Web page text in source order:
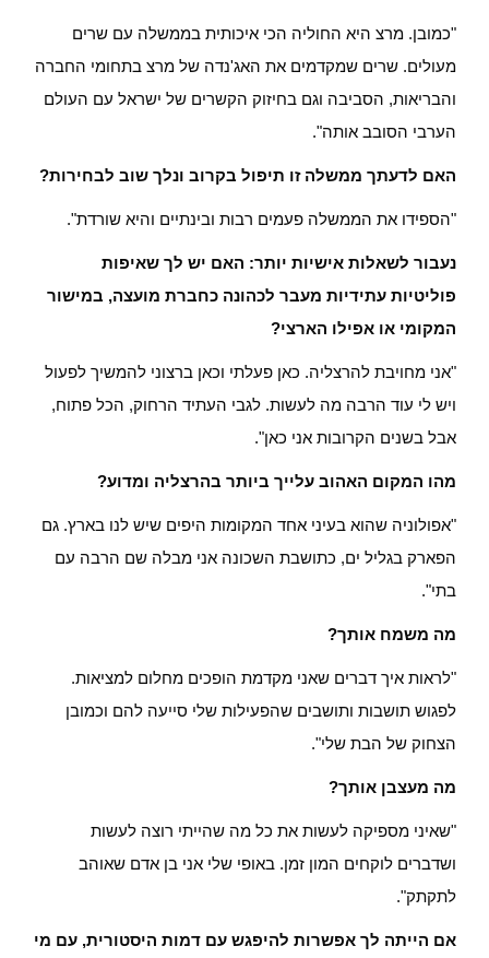
"כמובן. מרצ היא החוליה הכי איכותית בממשלה עם שרים
מעולים. שרים שמקדמים את האג'נדה של מרצ בתחומי החברה
והבריאות, הסביבה וגם בחיזוק הקשרים של ישראל עם העולם
הערבי הסובב אותה".
האם לדעתך ממשלה זו תיפול בקרוב ונלך שוב לבחירות?
"הספידו את הממשלה פעמים רבות ובינתיים והיא שורדת".
נעבור לשאלות אישיות יותר: האם יש לך שאיפות
פוליטיות עתידיות מעבר לכהונה כחברת מועצה, במישור
המקומי או אפילו הארצי?
"אני מחויבת להרצליה. כאן פעלתי וכאן ברצוני להמשיך לפעול
ויש לי עוד הרבה מה לעשות. לגבי העתיד הרחוק, הכל פתוח,
אבל בשנים הקרובות אני כאן".
מהו המקום האהוב עלייך ביותר בהרצליה ומדוע?
"אפולוניה שהוא בעיני אחד המקומות היפים שיש לנו בארץ. גם
הפארק בגליל ים, כתושבת השכונה אני מבלה שם הרבה עם
בתי".
מה משמח אותך?
"לראות איך דברים שאני מקדמת הופכים מחלום למציאות.
לפגוש תושבות ותושבים שהפעילות שלי סייעה להם וכמובן
הצחוק של הבת שלי".
מה מעצבן אותך?
"שאיני מספיקה לעשות את כל מה שהייתי רוצה לעשות
ושדברים לוקחים המון זמן. באופי שלי אני בן אדם שאוהב
לתקתק".
אם הייתה לך אפשרות להיפגש עם דמות היסטורית, עם מי